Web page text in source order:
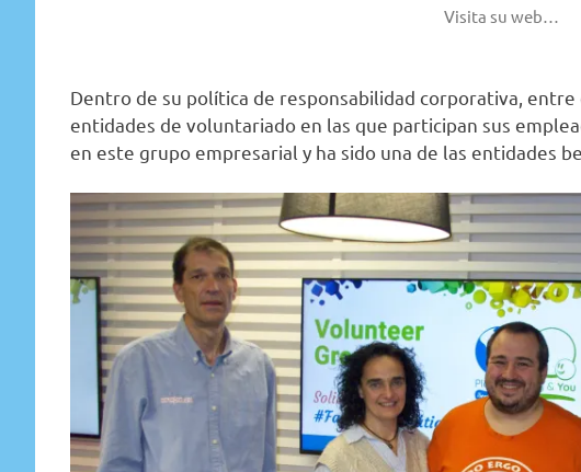
Visita su web…
Dentro de su política de responsabilidad corporativa, entre
entidades de voluntariado en las que participan sus
en este grupo empresarial y ha sido una de las entidades